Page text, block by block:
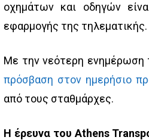
οχημάτων και οδηγών
εφαρμογής της τηλεματικής.
Με την νεότερη ενημέρωση
πρόσβαση στον ημερήσιο
από τους σταθμάρχες.
Η έρευνα του Athens